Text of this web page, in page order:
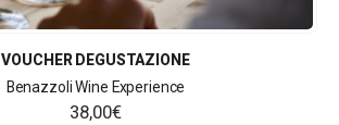
VOUCHER DEGUSTAZIONE
Benazzoli Wine Experience
38,00€